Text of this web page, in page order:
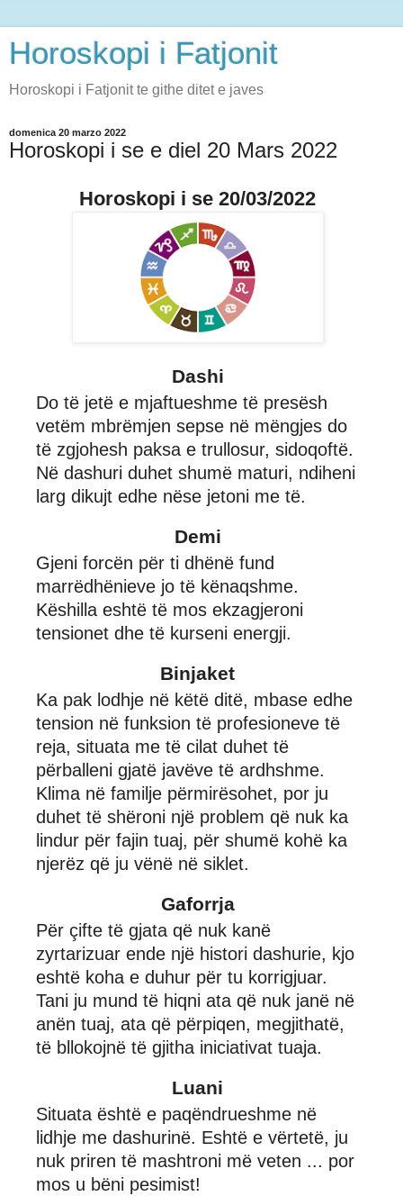
Horoskopi i Fatjonit
Horoskopi i Fatjonit te githe ditet e javes
domenica 20 marzo 2022
Horoskopi i se e diel 20 Mars 2022
Horoskopi i se 20/03/2022
Dashi
Do të jetë e mjaftueshme të presësh
vetëm mbrëmjen sepse në mëngjes do
të zgjohesh paksa e trullosur, sidoqoftë.
Në dashuri duhet shumë maturi, ndiheni
larg dikujt edhe nëse jetoni me të.
Demi
Gjeni forcën për ti dhënë fund
marrëdhënieve jo të kënaqshme.
Këshilla eshtë të mos ekzagjeroni
tensionet dhe të kurseni energji.
Binjaket
Ka pak lodhje në këtë ditë, mbase edhe
tension në funksion të profesioneve të
reja, situata me të cilat duhet të
përballeni gjatë javëve të ardhshme.
Klima në familje përmirësohet, por ju
duhet të shëroni një problem që nuk ka
lindur për fajin tuaj, për shumë kohë ka
njerëz që ju vënë në siklet.
Gaforrja
Për çifte të gjata që nuk kanë
zyrtarizuar ende një histori dashurie, kjo
eshtë koha e duhur për tu korrigjuar.
Tani ju mund të hiqni ata që nuk janë në
anën tuaj, ata që përpiqen, megjithatë,
të bllokojnë të gjitha iniciativat tuaja.
Luani
Situata është e paqëndrueshme në
lidhje me dashurinë. Eshtë e vërtetë, ju
nuk priren të mashtroni më veten ... por
mos u bëni pesimist!